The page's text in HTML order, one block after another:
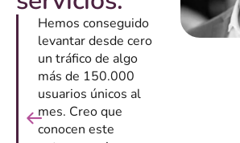
Hemos conseguido
levantar desde cero
un tráfico de algo
más de 150.000
usuarios únicos al
mes. Creo que
conocen este